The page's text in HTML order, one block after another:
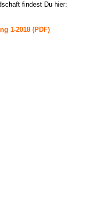
findest Du hier:
1-2018 (PDF)